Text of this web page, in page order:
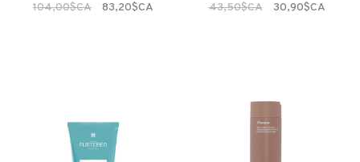
104,00$CA 83,20$CA 43,50$CA 30,90$CA